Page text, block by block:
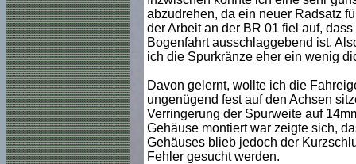
abzudrehen, da ein neuer Radsatz
der Arbeit an der BR 01 fiel auf,
Bogenfahrt ausschlaggebend ist.
ich die Spurkränze eher ein wenig
Davon gelernt, wollte ich die
ungenügend fest auf den Achsen
Verringerung der Spurweite auf
Gehäuse montiert war zeigte sich,
Gehäuses blieb jedoch der
Fehler gesucht werden.